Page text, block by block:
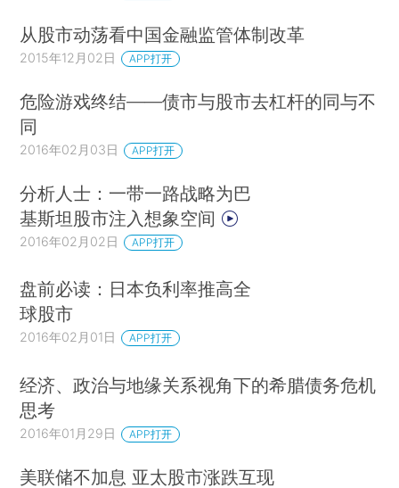
从股市动荡看中国金融监管体制改革
2015年12月02日 APP打开
危险游戏终结——债市与股市去杠杆的同与不
同
2016年02月03日 APP打开
分析人士：一带一路战略为巴
基斯坦股市注入想象空间
2016年02月02日 APP打开
盘前必读：日本负利率推高全
球股市
2016年02月01日 APP打开
经济、政治与地缘关系视角下的希腊债务危机
思考
2016年01月29日 APP打开
美联储不加息 亚太股市涨跌互现